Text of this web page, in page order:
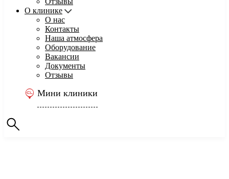
О клинике
О нас
Контакты
Наша атмосфера
Оборудование
Вакансии
Документы
Отзывы
Мини клиники